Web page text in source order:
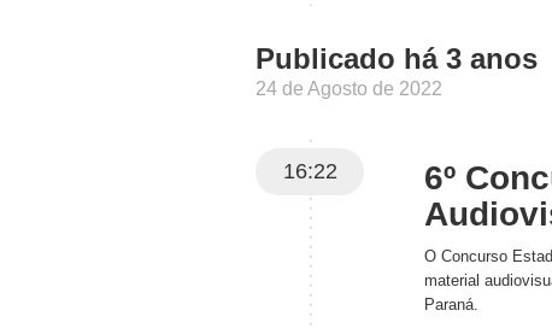
Publicado há 3 anos
24 de Agosto de 2022
16:22
6º
O Concurso
material
Paraná.